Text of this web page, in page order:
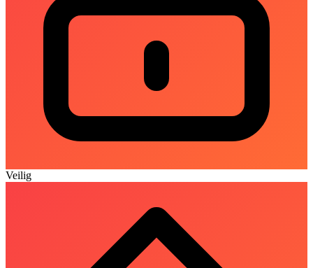
Veilig